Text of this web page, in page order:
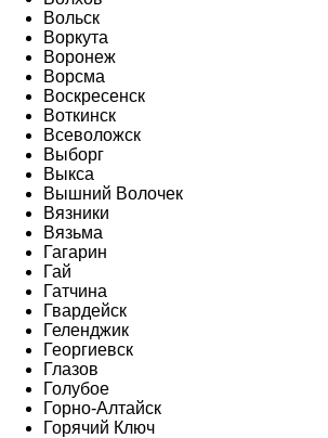
Вольск
Воркута
Воронеж
Ворсма
Воскресенск
Воткинск
Всеволожск
Выборг
Выкса
Вышний Волочек
Вязники
Вязьма
Гагарин
Гай
Гатчина
Гвардейск
Геленджик
Георгиевск
Глазов
Голубое
Горно-Алтайск
Горячий Ключ